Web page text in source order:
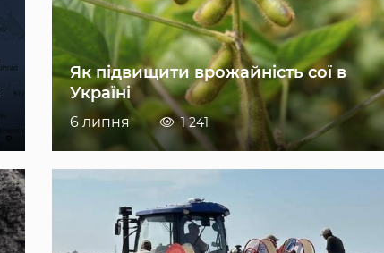
Як підвищити врожайність сої в
Україні
6 липня 1 241